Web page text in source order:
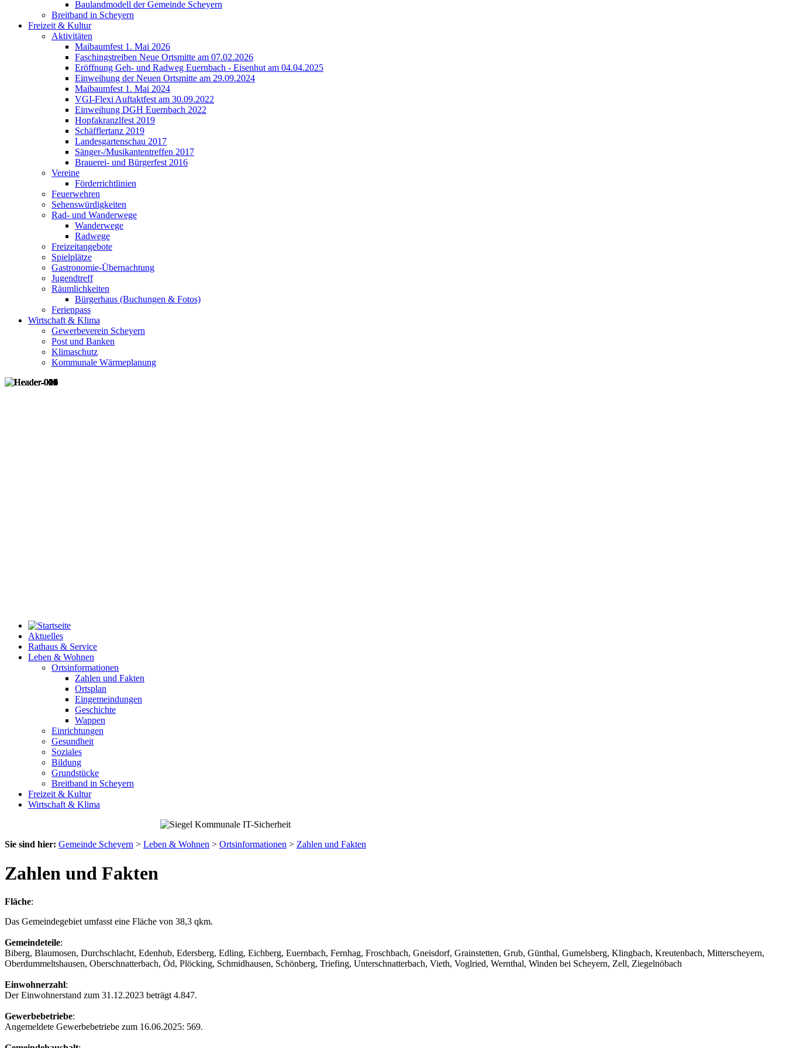
Baulandmodell der Gemeinde Scheyern
Breitband in Scheyern
Freizeit & Kultur
Aktivitäten
Maibaumfest 1. Mai 2026
Faschingstreiben Neue Ortsmitte am 07.02.2026
Eröffnung Geh- und Radweg Euernbach - Eisenhut am 04.04.2025
Einweihung der Neuen Ortsmitte am 29.09.2024
Maibaumfest 1. Mai 2024
VGI-Flexi Auftaktfest am 30.09.2022
Einweihung DGH Euernbach 2022
Hopfakranzlfest 2019
Schäfflertanz 2019
Landesgartenschau 2017
Sänger-/Musikantentreffen 2017
Brauerei- und Bürgerfest 2016
Vereine
Förderrichtlinien
Feuerwehren
Sehenswürdigkeiten
Rad- und Wanderwege
Wanderwege
Radwege
Freizeitangebote
Spielplätze
Gastronomie-Übernachtung
Jugendtreff
Räumlichkeiten
Bürgerhaus (Buchungen & Fotos)
Ferienpass
Wirtschaft & Klima
Gewerbeverein Scheyern
Post und Banken
Klimaschutz
Kommunale Wärmeplanung
Aktuelles
Rathaus & Service
Leben & Wohnen
Ortsinformationen
Zahlen und Fakten
Ortsplan
Eingemeindungen
Geschichte
Wappen
Einrichtungen
Gesundheit
Soziales
Bildung
Grundstücke
Breitband in Scheyern
Freizeit & Kultur
Wirtschaft & Klima
Sie sind hier: Gemeinde Scheyern > Leben & Wohnen > Ortsinformationen > Zahlen und Fakten
Zahlen und Fakten
Fläche:
Das Gemeindegebiet umfasst eine Fläche von 38,3 qkm.
Gemeindeteile:
Biberg, Blaumosen, Durchschlacht, Edenhub, Edersberg, Edling, Eichberg, Euernbach, Fernhag, Froschbach, Gneisdorf, Grainstetten, Grub, Günthal, Gumelsberg, Klingbach, Kreutenbach, Mitterscheyern,
Oberdummeltshausen, Oberschnatterbach, Öd, Plöcking, Schmidhausen, Schönberg, Triefing, Unterschnatterbach, Vieth, Voglried, Wernthal, Winden bei Scheyern, Zell, Ziegelnöbach
Einwohnerzahl:
Der Einwohnerstand zum 31.12.2023 beträgt 4.847.
Gewerbebetriebe:
Angemeldete Gewerbebetriebe zum 16.06.2025: 569.